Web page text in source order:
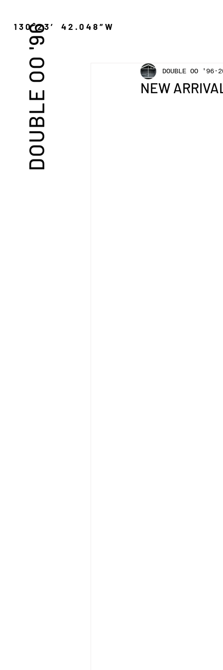
DOUBLE OO '96 NEW
DOUBLE OO '96
130°23′ 42.048″W